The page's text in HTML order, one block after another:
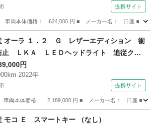
提携サイト
車両本体価格： 624,000 円 ■ メーカー名： 日産 ■
ズオーラ １．２ Ｇ レザーエディション 衝
止 ＬＫＡ ＬＥＤヘッドライト 追従クル
バックカメラ ドライブレコーダー ＥＴ
ワーウィンドウ ＡＷ キーレスエントリ
難防止 ＡＢＳ パワステ オートエアコ
ーテンエアバック （検9.4）
円
2022年
提携サイト
車両本体価格： 2,189,000 円 ■ メーカー名： 日産 ■
モコ Ｅ スマートキー （なし）